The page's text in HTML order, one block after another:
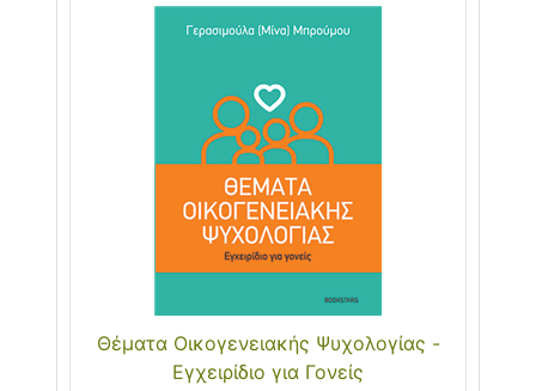
Θέματα Οικογενειακής Ψυχολογίας -
Εγχειρίδιο για Γονείς